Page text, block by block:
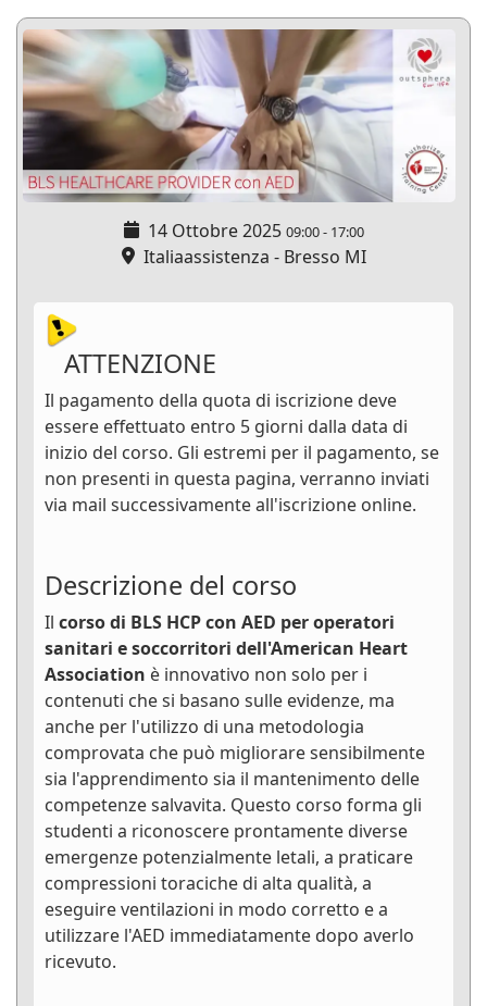
14 Ottobre 2025 09:00- 17:00
Italiaassistenza - Bresso MI
ATTENZIONE
Il pagamento della quota di iscrizione deve
essere effettuato entro 5 giorni dalla data di
inizio del corso. Gli estremi per il pagamento, se
non presenti in questa pagina, verranno inviati
via mail successivamente all'iscrizione online.
Descrizione del corso
Il corso di BLS HCP con AED per operatori
sanitari e soccorritori dell'American Heart
Association è innovativo non solo per i
contenuti che si basano sulle evidenze, ma
anche per l'utilizzo di una metodologia
comprovata che può migliorare sensibilmente
sia l'apprendimento sia il mantenimento delle
competenze salvavita. Questo corso forma gli
studenti a riconoscere prontamente diverse
emergenze potenzialmente letali, a praticare
compressioni toraciche di alta qualità, a
eseguire ventilazioni in modo corretto e a
utilizzare l'AED immediatamente dopo averlo
ricevuto.